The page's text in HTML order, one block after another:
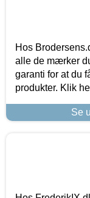
Hos
alle de mærker
garanti for at du
produkter. Klik
Se